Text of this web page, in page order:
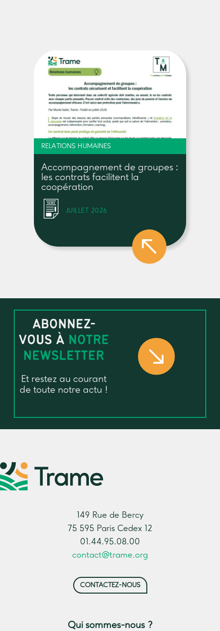
RELATIONS HUMAINES
Accompagnement de groupes :
les contrats facilitent la
coopération
JUILLET 2026
ABONNEZ-
VOUS À NOTRE
NEWSLETTER
Et restez au courant
de toute notre actu !
149 Rue de Bercy
75 595 Paris Cedex 12
01.44.95.08.00
contact@trame.org
CONTACTEZ-NOUS
Qui sommes-nous ?